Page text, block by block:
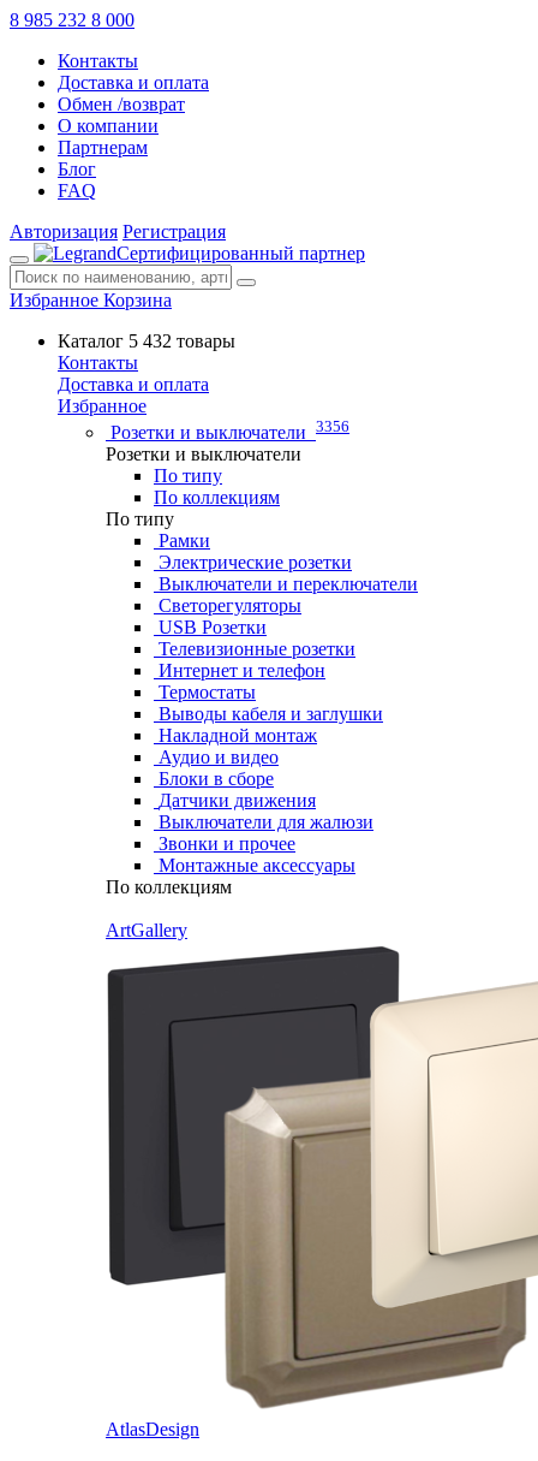
8 985 232 8 000
Контакты
Доставка и оплата
Обмен /возврат
О компании
Партнерам
Блог
FAQ
Авторизация Регистрация
Сертифицированный партнер
Избранное Корзина
Каталог 5 432 товары
Контакты
Доставка и оплата
Избранное
Розетки и выключатели 3356
Розетки и выключатели
По типу
По коллекциям
По типу
Рамки
Электрические розетки
Выключатели и переключатели
Светорегуляторы
USB Розетки
Телевизионные розетки
Интернет и телефон
Термостаты
Выводы кабеля и заглушки
Накладной монтаж
Аудио и видео
Блоки в сборе
Датчики движения
Выключатели для жалюзи
Звонки и прочее
Монтажные аксессуары
По коллекциям
ArtGallery
AtlasDesign